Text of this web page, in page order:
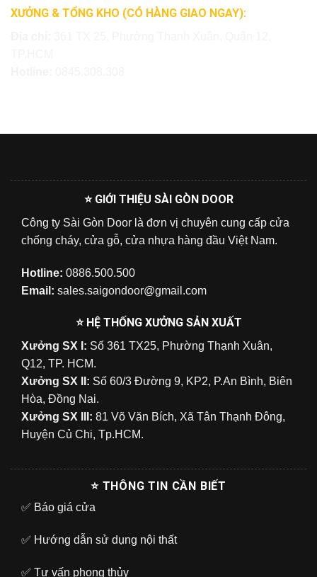
XƯỞNG & TỔNG KHO (CÓ HÀNG GIAO NGAY):
⭐ GIỚI THIỆU SÀI GÒN DOOR
Công ty Sài Gòn Door là đơn vị chuyên cung cấp cửa
chống cháy, cửa gỗ, cửa nhựa hàng đầu Việt Nam.
Hotline: 0886.500.500
Email: sales.saigondoor@gmail.com
⭐ HỆ THỐNG XƯỞNG SẢN XUẤT
Xưởng SX I: Số 361 TX25, Phường Thạnh Xuân,
Q12, TP. HCM.
Xưởng SX II: Số 60/3 Đường 9, KP2, P.An Bình, Biên
Hòa, Đồng Nai.
Xưởng SX III: 81 Võ Văn Bích, Xã Tân Thạnh Đông,
Huyện Củ Chi, Tp.HCM.
⭐ THÔNG TIN CẦN BIẾT
✅ Báo giá cửa
✅ Hướng dẫn sử dụng nội thất
✅ Tư vấn phong thủy